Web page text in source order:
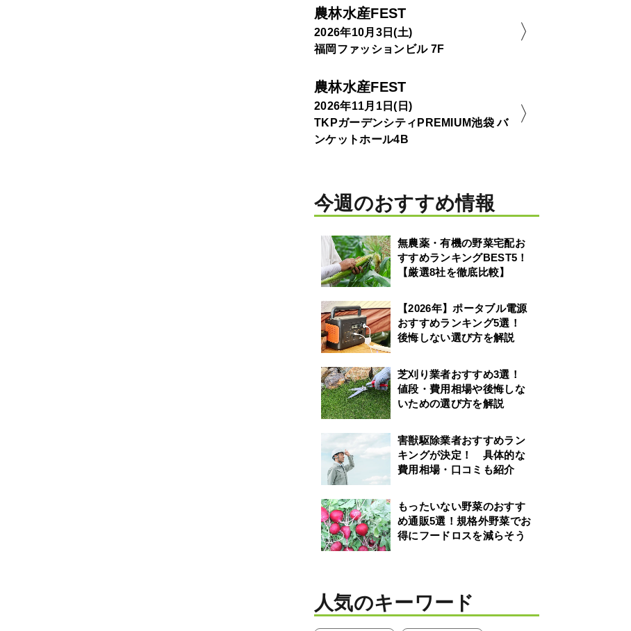
農林水産FEST
2026年10月3日(土)
福岡ファッションビル 7F
農林水産FEST
2026年11月1日(日)
TKPガーデンシティPREMIUM池袋 バ
ンケットホール4B
今週のおすすめ情報
無農薬・有機の野菜宅配お
すすめランキングBEST5！
【厳選8社を徹底比較】
【2026年】ポータブル電源
おすすめランキング5選！
後悔しない選び方を解説
芝刈り業者おすすめ3選！
値段・費用相場や後悔しな
いための選び方を解説
害獣駆除業者おすすめラン
キングが決定！ 具体的な
費用相場・口コミも紹介
もったいない野菜のおすす
め通販5選！規格外野菜でお
得にフードロスを減らそう
人気のキーワード